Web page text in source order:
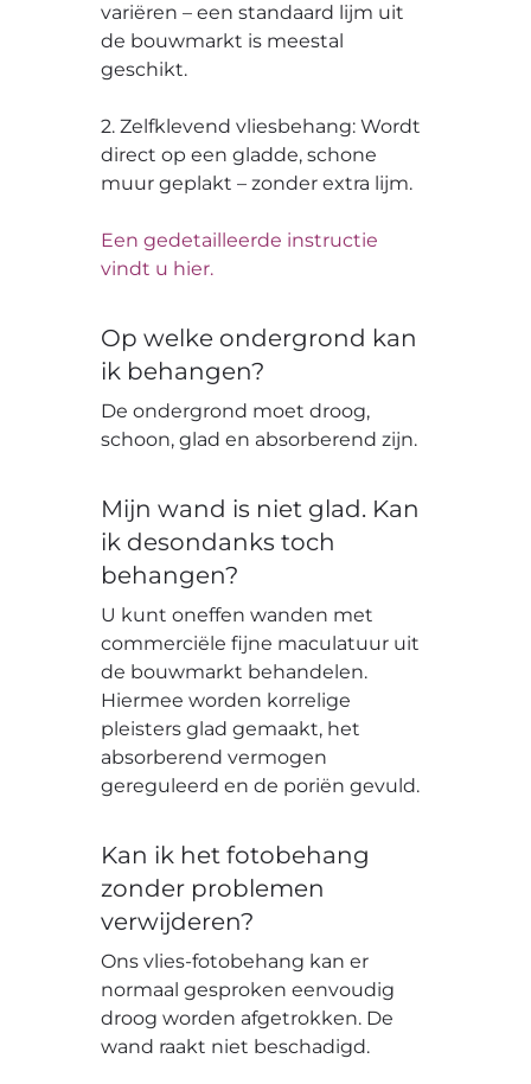
variëren – een standaard lijm uit
de bouwmarkt is meestal
geschikt.
2. Zelfklevend vliesbehang: Wordt
direct op een gladde, schone
muur geplakt – zonder extra lijm.
Een gedetailleerde instructie
vindt u hier.
Op welke ondergrond kan
ik behangen?
De ondergrond moet droog,
schoon, glad en absorberend zijn.
Mijn wand is niet glad. Kan
ik desondanks toch
behangen?
U kunt oneffen wanden met
commerciële fijne maculatuur uit
de bouwmarkt behandelen.
Hiermee worden korrelige
pleisters glad gemaakt, het
absorberend vermogen
gereguleerd en de poriën gevuld.
Kan ik het fotobehang
zonder problemen
verwijderen?
Ons vlies-fotobehang kan er
normaal gesproken eenvoudig
droog worden afgetrokken. De
wand raakt niet beschadigd.